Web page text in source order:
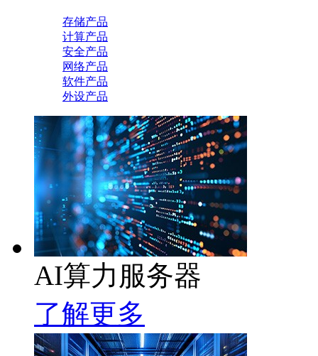
存储产品
计算产品
安全产品
网络产品
软件产品
外设产品
AI算力服务器
了解更多